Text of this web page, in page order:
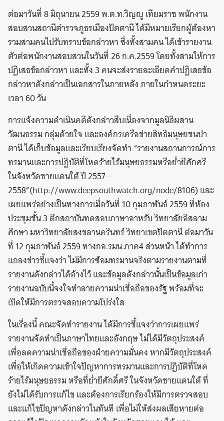
ต่อมาวันที่ 8 มิถุนายน 2559 พ.ต.ท.วิญญู เทียมราช พนักงาน
สอบสวนสถานีตำรวจภูธรเมืองปัตตานี ได้มีหมายเรียกผู้ต้องหา
รวมสามคนไปรับทราบข้อกล่าวหา ซึ่งทั้งสามคน ได้เข้ารายงาน
ตัวต่อพนักงานสอบสวนในวันที่ 26 ก.ค.2559 โดยทั้งสามให้การ
ปฏิเสธข้อกล่าวหา และทั้ง 3 คนจะส่งรายละเอียดคำปฏิเสธข้อ
กล่าวหาดังกล่าวเป็นเอกสารในภายหลัง ภายในกำหนดระยะ
เวลา 60 วัน
การแจ้งความดำเนินคดีดังกล่าวสืบเนื่องจากมูลนิธิผสาน
วัฒนธรรม กลุ่มด้วยใจ และองค์กรเครือข่ายสิทธิมนุษยชนปา
ตานี ได้เก็บข้อมูลและเรียบเรียงจัดทำ “รายงานสถานการณ์การ
ทรมานและการปฏิบัติที่โหดร้ายไร้มนุษยธรรมหรือย่ำยีศักศรี
ในจังหวัดชายแดนใต้ ปี 2557-
2558”(http://www.deepsouthwatch.org/node/8106) และ
เผยแพร่อย่างเป็นทางการเมื่อวันที่ 10 กุมภาพันธ์ 2559 ที่ห้อง
ประชุมชั้น 3 ตึกสถาบันทดสอบภาษาอาหรับ วิทยาลัยอิสลาม
ศึกษา มหาวิทยาลัยสงขลานครินทร์ วิทยาเขตปัตตานี ต่อมาวัน
ที่ 12 กุมภาพันธ์ 2559 ทางกอ.รมน.ภาค4 ส่วนหน้า ได้ทำการ
แถลงข่าวชี้แจงว่า ไม่มีการซ้อมทรมานจริงตามรายงานตามที่
รายงานดังกล่าวได้อ้างไว้ และข้อมูลดังกล่าวนั้นเป็นข้อมูลเก่า
รายงานฉบับนี้จงใจทำลายความน่าเชื่อถือของรัฐ พร้อมที่จะ
เปิดให้มีการตรวจสอบความโปร่งใส
ในเรื่องนี้ คณะจัดทำรายงาน ได้มีการชี้แจงว่าการเผยแพร่
รายงานจัดทำเป็นภาษาไทยและอังกฤษ ไม่ได้มีวัตถุประสงค์
เพื่อลดความน่าเชื่อถือของฝ่ายความมั่นคง หากมีวัตถุประสงค์
เพื่อให้เกิดความเข้าใจปัญหาการทรมานและการปฏิบัติที่โหด
ร้ายไร้มนุษยธรรม หรือที่ย่ำยีศักดิ์ศรี ในจังหวัดชายแดนใต้ ที่
ยังไม่ได้รับการแก้ไข และต้องการเรียกร้องให้มีการตรวจสอบ
และแก้ไขปัญหาดังกล่าวในทันที เพื่อไม่ให้ส่งผลเสียหายต่อ